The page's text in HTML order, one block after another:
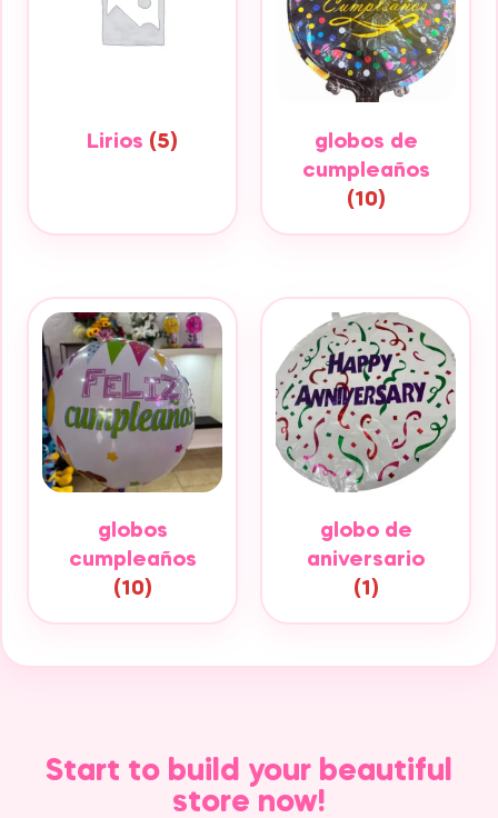
Lirios (5)
globos de
cumpleaños
(10)
globos
cumpleaños
(10)
globo de
aniversario
(1)
Start to build your beautiful
store now!